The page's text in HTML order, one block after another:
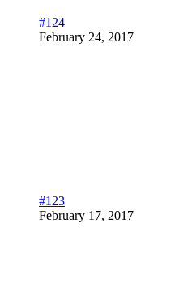
#124
February 24, 2017
#123
February 17, 2017